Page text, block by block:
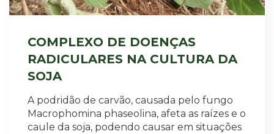
COMPLEXO DE DOENÇAS
RADICULARES NA CULTURA DA
SOJA
A podridão de carvão, causada pelo fungo
Macrophomina phaseolina, afeta as raízes e o
caule da soja, podendo causar em situações